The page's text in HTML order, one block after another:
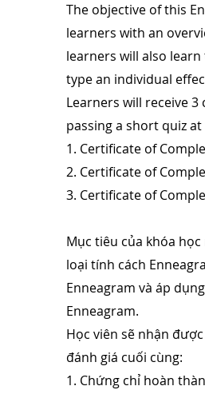
The objective of this
learners with an
learners will also
type an individual
Learners will receive
passing a short quiz
1. Certificate of
2. Certificate of
3. Certificate of
Mục tiêu của khóa
loại tính cách
Enneagram và áp
Enneagram.
Học viên sẽ nhận
đánh giá cuối cùng:
1. Chứng chỉ hoàn